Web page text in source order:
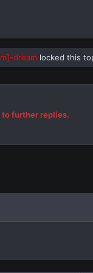
dream locked this
further replies.